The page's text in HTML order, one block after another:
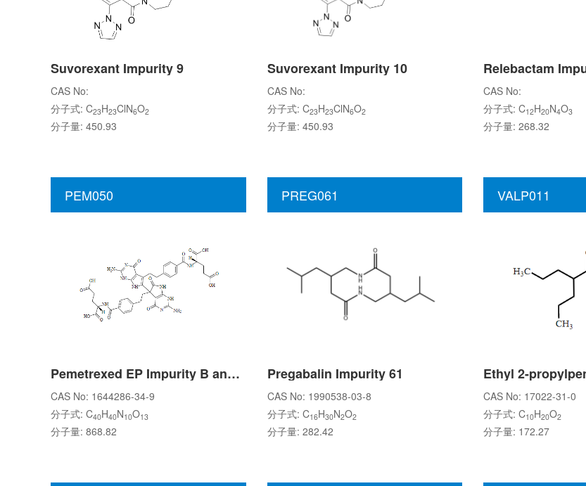
Suvorexant Impurity 9
CAS No:
分子式: C23H23ClN6O2
分子量: 450.93
Suvorexant Impurity 10
CAS No:
分子式: C23H23ClN6O2
分子量: 450.93
Relebactam
CAS No:
分子式: C12H20N4O3
分子量: 268.32
PEM050
Pemetrexed EP Impurity B and Pemetrexed EP Impurity C
CAS No: 1644286-34-9
分子式: C40H40N10O13
分子量: 868.82
PREG061
Pregabalin Impurity 61
CAS No: 1990538-03-8
分子式: C16H30N2O2
分子量: 282.42
VALP011
Ethyl 2-
CAS No: 17022-31-0
分子式: C10H20O2
分子量: 172.27